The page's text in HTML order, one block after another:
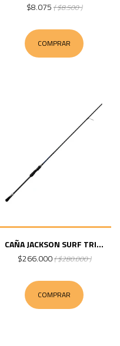
$8.075( $8.500 )
COMPRAR
CAÑA JACKSON SURF TRI...
$266.000( $280.000 )
COMPRAR